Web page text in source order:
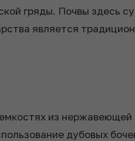
гряды. Почвы здесь
является
из
дубовых